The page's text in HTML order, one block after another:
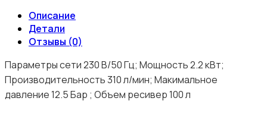
Описание
Детали
Отзывы (0)
Параметры сети 230 В/50 Гц; Мощность 2.2 кВт;
Производительность 310 л/мин; Макимальное
давление 12.5 Бар ; Объем ресивер 100 л